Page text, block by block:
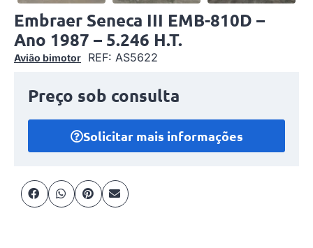
Embraer Seneca III EMB-810D –
Ano 1987 – 5.246 H.T.
Avião bimotor REF: AS5622
Preço sob consulta
Solicitar mais informações